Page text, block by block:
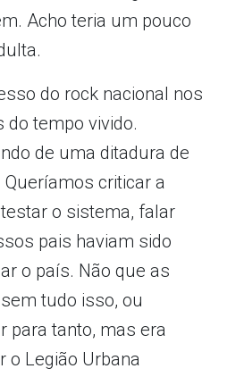
Acho teria um pouco
do rock nacional nos
do tempo vivido.
de uma ditadura de
criticar a
o sistema, falar
pais haviam sido
o país. Não que as
tudo isso, ou
para tanto, mas era
o Legião Urbana